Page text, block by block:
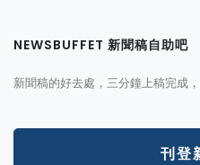
NEWSBUFFET 新聞稿自助吧
新聞稿的好去處，三分鐘上稿完成
刊登